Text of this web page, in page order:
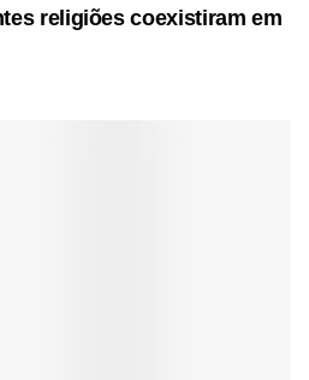
religiões coexistiram em